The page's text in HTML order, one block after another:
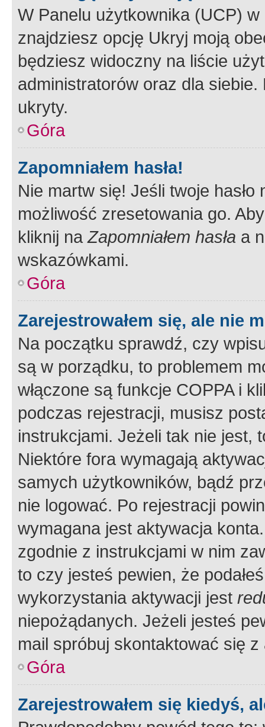
W Panelu użytkownika (UCP) w
znajdziesz opcję Ukryj moją
będziesz widoczny na liście
administratorów oraz dla
ukryty.
Góra
Zapomniałem hasła!
Nie martw się! Jeśli twoje
możliwość zresetowania go.
kliknij naZapomniałem hasła a
wskazówkami.
Góra
Zarejestrowałem się, ale nie
Na początku sprawdź, czy
są w porządku, to problemem
włączone są funkcje COPPA i
podczas rejestracji, musisz
instrukcjami. Jeżeli tak nie jest,
Niektóre fora wymagają
samych użytkowników, bądź
nie logować. Po rejestracji
wymagana jest aktywacja
zgodnie z instrukcjami w nim
to czy jesteś pewien, że
wykorzystania aktywacji jest
niepożądanych. Jeżeli jesteś
mail spróbuj skontaktować się
Góra
Zarejestrowałem się kiedyś,